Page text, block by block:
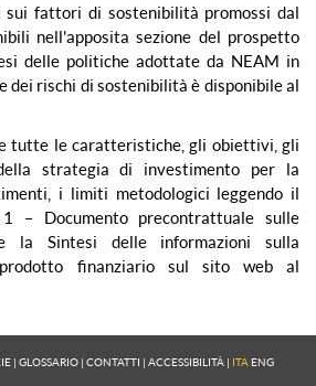
sui fattori di sostenibilità promossi dal
nell'apposita sezione del prospetto
delle politiche adottate da NEAM in
dei rischi di sostenibilità è disponibile al
tutte le caratteristiche, gli obiettivi, gli
strategia di investimento per la
i limiti metodologici leggendo il
– Documento precontrattuale sulle
la Sintesi delle informazioni sulla
finanziario sul sito web al
| GLOSSARIO | CONTATTI | ACCESSIBILITÀ | ITA ENG